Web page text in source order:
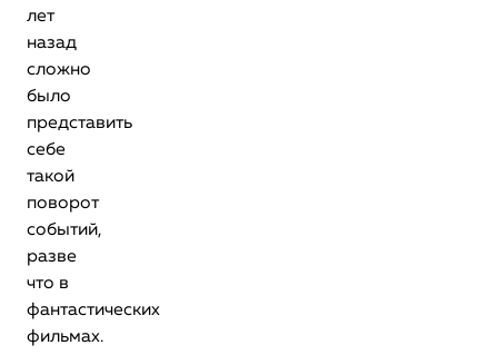
лет
назад
сложно
было
представить
себе
такой
поворот
событий,
разве
что в
фантастических
фильмах.